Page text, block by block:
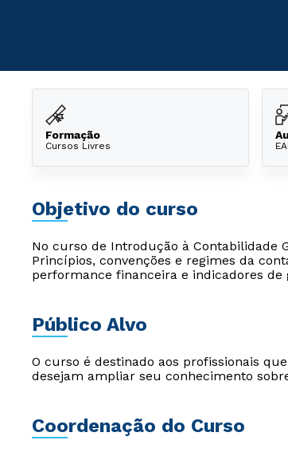
Formação
Cursos Livres
Objetivo do curso
No curso de Introdução à Contabilidade
Princípios, convenções e regimes da
performance financeira e indicadores de
Público Alvo
O curso é destinado aos profissionais
desejam ampliar seu conhecimento
Coordenação do Curso